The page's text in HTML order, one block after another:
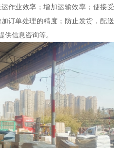
作业效率；增加运输效率；使接受
订单处理的精度；防止发货，配送
供信息咨询等。